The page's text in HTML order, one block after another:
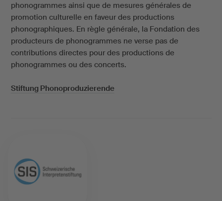
phonogrammes ainsi que de mesures générales de
promotion culturelle en faveur des productions
phonographiques. En règle générale, la Fondation des
producteurs de phonogrammes ne verse pas de
contributions directes pour des productions de
phonogrammes ou des concerts.
Stiftung Phonoproduzierende